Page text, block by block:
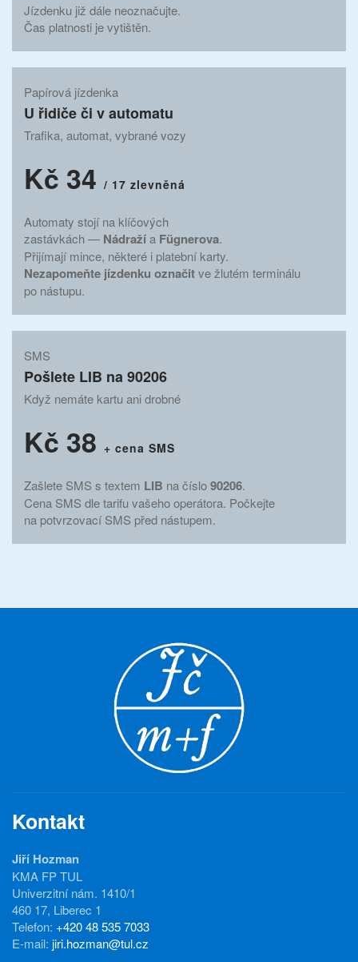
Jízdenku již dále neoznačujte.
Čas platnosti je vytištěn.
Papírová jízdenka
U řidiče či v automatu
Trafika, automat, vybrané vozy
Kč 34 / 17 zlevněná
Automaty stojí na klíčových
zastávkách — Nádražía Fügnerova.
Přijímají mince, některé i platební karty.
Nezapomeňte jízdenku označitve žlutém terminálu
po nástupu.
SMS
Pošlete LIB na 90206
Když nemáte kartu ani drobné
Kč 38 + cena SMS
Zašlete SMS s textem LIB na číslo90206.
Cena SMS dle tarifu vašeho operátora. Počkejte
na potvrzovací SMS před nástupem.
Kontakt
Jiří Hozman
KMA FP TUL
Univerzitní nám. 1410/1
460 17, Liberec 1
Telefon: +420 48 535 7033
E-mail: jiri.hozman@tul.cz